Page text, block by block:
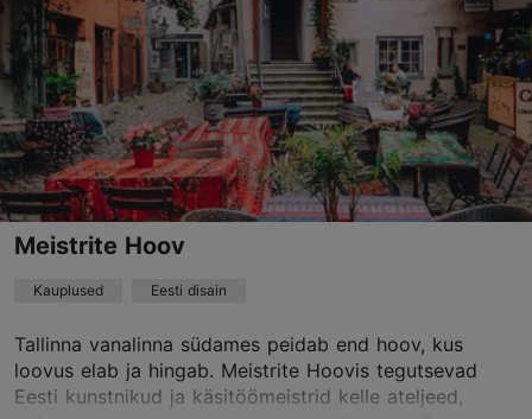
Loe lähemalt
01.01–31.12
Tasuta
info@folkart.ee
+372 5187812
TripAdvisor Traveler hinnang
Loe rohkem arvustusi TripAdvisorist
Meistrite Hoov
Kauplused Eesti disain
Tallinna vanalinna südames peidab end hoov, kus
loovus elab ja hingab. Meistrite Hoovis tegutsevad
Eesti kunstnikud ja käsitöömeistrid kelle ateljeed,